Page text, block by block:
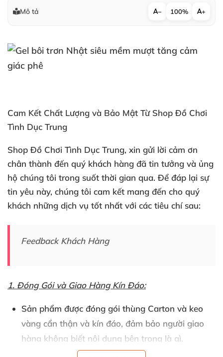
Mô tả − 100% +
Cam Kết Chất Lượng và Bảo Mật Từ Shop Đồ Chơi
Tình Dục Trung
Shop Đồ Chơi Tình Dục Trung, xin gửi lời cảm ơn
chân thành đến quý khách hàng đã tin tưởng và ủng
hộ chúng tôi trong suốt thời gian qua. Để đáp lại sự
tin yêu này, chúng tôi cam kết mang đến cho quý
khách những dịch vụ tốt nhất với các tiêu chí sau:
Feedback Khách Hàng
1. Đóng Gói và Giao Hàng Kín Đáo:
Sản phẩm được đóng gói thùng Carton và keo
vàng cẩn thận và kín đáo, đảm bảo người giao
hàng không biết nội dung bên trong là gì.